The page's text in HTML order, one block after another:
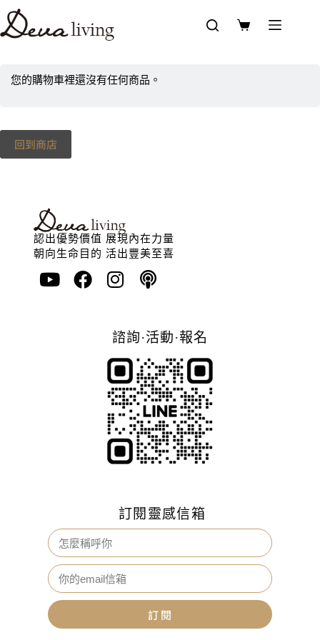
您的購物車裡還沒有任何商品。
回到商店
認出優勢價值 展現內在力量
朝向生命目的 活出豐美至喜
諮詢·活動·報名
訂閱靈感信箱
訂 閱